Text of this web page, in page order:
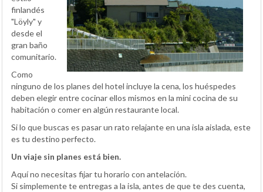
finlandés
"Löyly" y
desde el
gran baño
comunitario.
Como
ninguno de los planes del hotel incluye la cena, los huéspedes
deben elegir entre cocinar ellos mismos en la mini cocina de su
habitación o comer en algún restaurante local.
Si lo que buscas es pasar un rato relajante en una isla aislada, este
es tu destino perfecto.
Un viaje sin planes está bien.
Aquí no necesitas fijar tu horario con antelación.
Si simplemente te entregas a la isla, antes de que te des cuenta,